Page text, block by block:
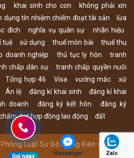
khai sinh cho con
không phải xin
dụng tín nhiệm chiếm đoạt tài sản
lừa
đích nghĩa vụ quân sự
nhãn hiệu
tuệ sử dụng thuế môn bài
thuế thu
doanh nghiệp thủ tục ly hôn
tranh
chấp dân sự
tranh chấp quyền nuôi
Tổng hợp 46 Visa vướng mắc
xử
Án lệ đăng kí khai sinh
đăng kí khai
doanh đăng ký kết hôn
đăng ký
dứt hợp đồng lao động đất
Luật Sư Đỗ Trung Kiên và Cộng
sự
Gọi ngay Messenger Zalo